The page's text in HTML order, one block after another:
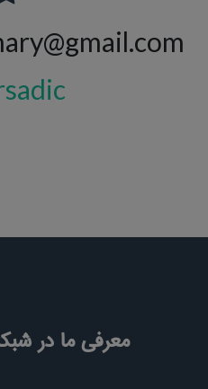
معرفی ما در